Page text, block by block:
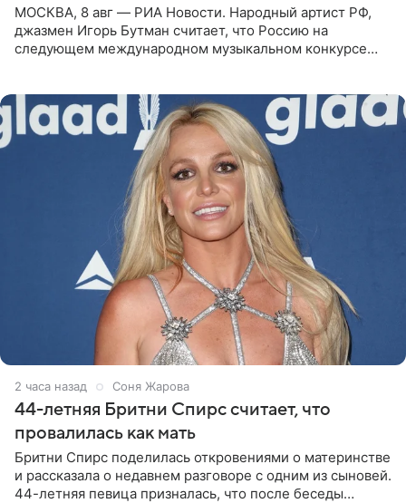
МОСКВА, 8 авг — РИА Новости. Народный артист РФ,
джазмен Игорь Бутман считает, что Россию на
следующем международном музыкальном конкурсе
2 часа назад Соня Жарова
44-летняя Бритни Спирс считает, что
провалилась как мать
Бритни Спирс поделилась откровениями о материнстве
и рассказала о недавнем разговоре с одним из сыновей.
44-летняя певица призналась, что после беседы